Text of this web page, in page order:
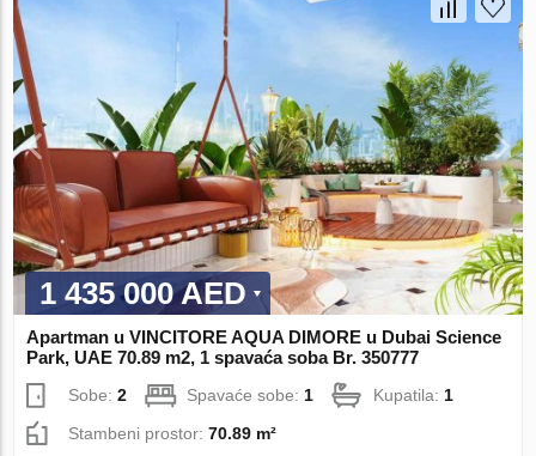
1 435 000 AED
Apartman u VINCITORE AQUA DIMORE u Dubai Science
Park, UAE 70.89 m2, 1 spavaća soba Br. 350777
Sobe:2 Spavaće sobe: 1 Kupatila: 1
Stambeni prostor:70.89 m²